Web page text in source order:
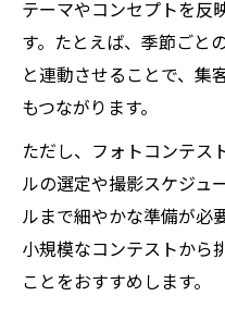
テーマやコンセプトを反
す。たとえば、季節ごと
と連動させることで、集
もつながります。
ただし、フォトコンテス
ルの選定や撮影スケジュ
ルまで細やかな準備が必
小規模なコンテストから
ことをおすすめします。